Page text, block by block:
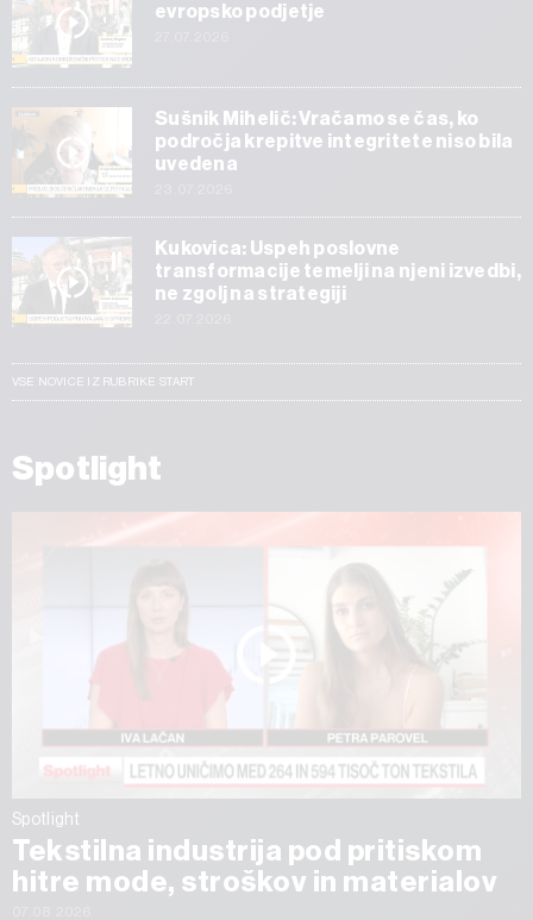
evropsko podjetje
Sušnik Mihelič: Vračamo se čas, ko
področja krepitve integritete niso bila
uvedena
Kukovica: Uspeh poslovne
transformacije temelji na njeni izvedbi,
ne zgolj na strategiji
VSE NOVICE IZ RUBRIKE START
Spotlight
Spotlight
Tekstilna industrija pod pritiskom
hitre mode, stroškov in materialov